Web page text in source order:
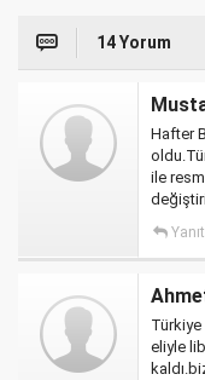
14 Yorum
Hafter
ile
eliyle